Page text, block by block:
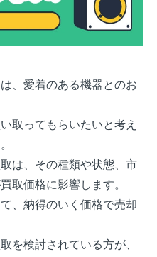
、愛着のある機器とのお
取ってもらいたいと考え
は、その種類や状態、市
取価格に影響します。
、納得のいく価格で売却
を検討されている方が、